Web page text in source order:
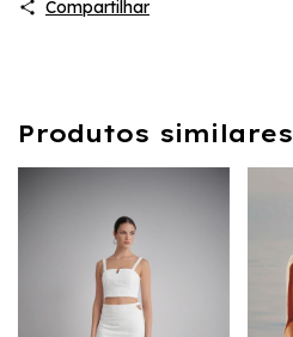
Compartilhar
Produtos similares